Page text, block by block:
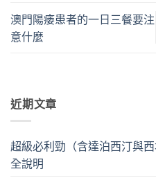
澳門陽痿患者的一日三餐要注
意什麼
近期文章
超級必利勁（含達泊西汀與
全說明